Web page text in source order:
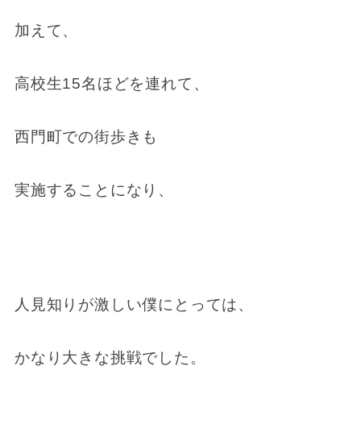
加えて、
高校生15名ほどを連れて、
西門町での街歩きも
実施することになり、
人見知りが激しい僕にとっては、
かなり大きな挑戦でした。